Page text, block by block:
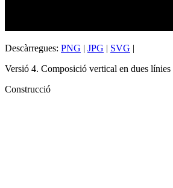
Descàrregues: PNG | JPG | SVG |
Versió 4. Composició vertical en dues línies
Construcció